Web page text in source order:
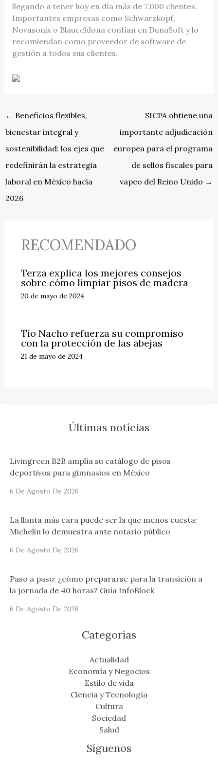
llegando a tener hoy en día más de 7.000 clientes.
Importantes empresas como Schwarzkopf,
Novasonix o Blauceldona confían en DunaSoft y lo
recomiendan como proveedor de software de
gestión a todos sus clientes.
← Beneficios flexibles,
bienestar integral y
sostenibilidad: los ejes que
redefinirán la estrategia
laboral en México hacia
2026
SICPA obtiene una
importante adjudicación
europea para el programa
de sellos fiscales para
vapeo del Reino Unido →
RECOMENDADO
Terza explica los mejores consejos
sobre cómo limpiar pisos de madera
20 de mayo de 2024
Tío Nacho refuerza su compromiso
con la protección de las abejas
21 de mayo de 2024
Últimas notícias
Livingreen B2B amplía su catálogo de pisos
deportivos para gimnasios en México
6 De Agosto De 2026
La llanta más cara puede ser la que menos cuesta:
Michelin lo demuestra ante notario público
6 De Agosto De 2026
Paso a paso: ¿cómo prepararse para la transición a
la jornada de 40 horas? Guía InfoBlock
6 De Agosto De 2026
Categorías
Actualidad
Economía y Negocios
Estilo de vida
Ciencia y Tecnología
Cultura
Sociedad
Salud
Síguenos